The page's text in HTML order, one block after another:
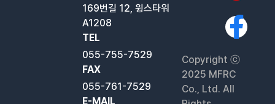
169번길 12, 윙스타워
A1208
TEL
055-755-7529
FAX
055-761-7529
E-MAIL
Copyright ⓒ
2025 MFRC
Co., Ltd. All